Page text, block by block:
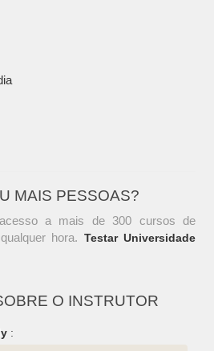
MAIS PESSOAS?
a mais de 300 cursos de
hora. Testar Universidade
O INSTRUTOR
: